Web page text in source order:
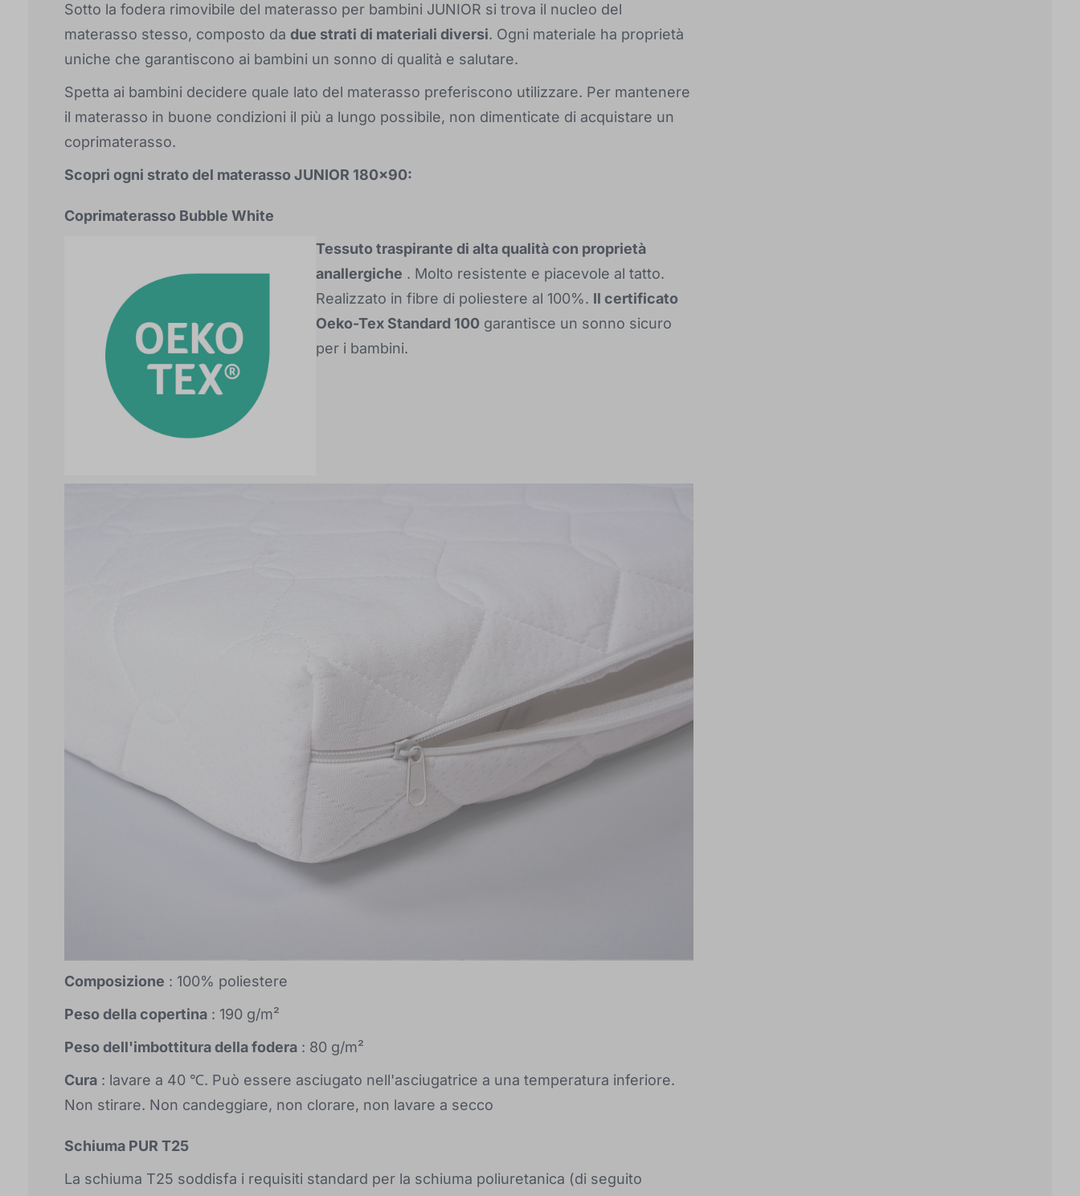
Sotto la fodera rimovibile del materasso per bambini JUNIOR si trova il nucleo del
materasso stesso, composto da due strati di materiali diversi. Ogni materiale ha proprietà
uniche che garantiscono ai bambini un sonno di qualità e salutare.
Spetta ai bambini decidere quale lato del materasso preferiscono utilizzare. Per mantenere
il materasso in buone condizioni il più a lungo possibile, non dimenticate di acquistare un
coprimaterasso.
Scopri ogni strato del materasso JUNIOR 180x90:
Coprimaterasso Bubble White
Tessuto traspirante di alta qualità con proprietà
anallergiche . Molto resistente e piacevole al tatto.
Realizzato in fibre di poliestere al 100%. Il certificato
Oeko-Tex Standard 100 garantisce un sonno sicuro
per i bambini.
Composizione : 100% poliestere
Peso della copertina : 190 g/m²
Peso dell'imbottitura della fodera : 80 g/m²
Cura : lavare a 40 ℃. Può essere asciugato nell'asciugatrice a una temperatura inferiore.
Non stirare. Non candeggiare, non clorare, non lavare a secco
Schiuma PUR T25
La schiuma T25 soddisfa i requisiti standard per la schiuma poliuretanica (di seguito